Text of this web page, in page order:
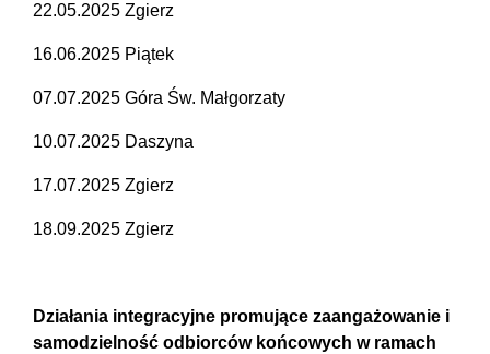
22.05.2025 Zgierz
16.06.2025 Piątek
07.07.2025 Góra Św. Małgorzaty
10.07.2025 Daszyna
17.07.2025 Zgierz
18.09.2025 Zgierz
Działania integracyjne promujące zaangażowanie i
samodzielność odbiorców końcowych w ramach